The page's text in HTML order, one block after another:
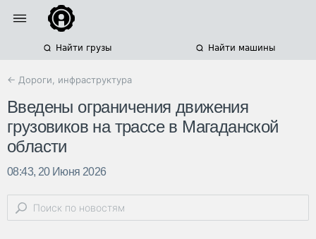
Найти грузы Найти машины
← Дороги, инфраструктура
Введены ограничения движения
грузовиков на трассе в Магаданской
области
08:43, 20 Июня 2026